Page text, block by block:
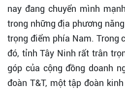
nay đang chuyển mình
trong những địa phương
trọng điểm phía Nam. Trong
đó, tỉnh Tây Ninh rất trân
góp của cộng đồng doanh
đoàn T&T, một tập đoàn